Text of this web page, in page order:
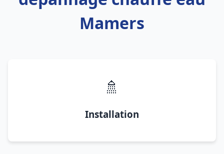
Mamers
🚿
Installation